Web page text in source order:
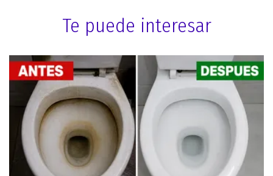
Te puede interesar